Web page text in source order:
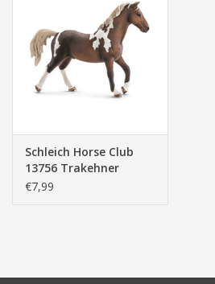
Elektra
Baby & Peuter
Speelgoed & hobby
Cadeau & feest
Schleich Horse Club
13756 Trakehner
Hengst
€7,99